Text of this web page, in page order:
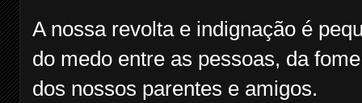
A nossa revolta e indignação é
do medo entre as pessoas, da
dos nossos parentes e amigos.